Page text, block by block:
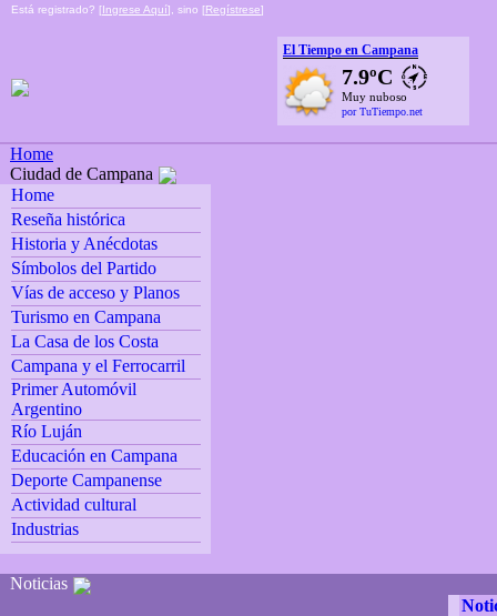
Está registrado? [Ingrese Aquí], sino [Regístrese]
El Tiempo en Campana
7.9ºC
Muy nuboso
por TuTiempo.net
Home
Ciudad de Campana
Home
Reseña histórica
Historia y Anécdotas
Símbolos del Partido
Vías de acceso y Planos
Turismo en Campana
La Casa de los Costa
Campana y el Ferrocarril
Primer Automóvil
Argentino
Río Luján
Educación en Campana
Deporte Campanense
Actividad cultural
Industrias
Noticias